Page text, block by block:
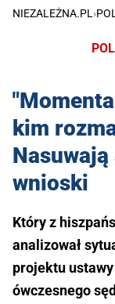
NIEZALEŻNA.PL ›
kim
wnioski
Który z
analizował
projektu ustawy
ówczesnego